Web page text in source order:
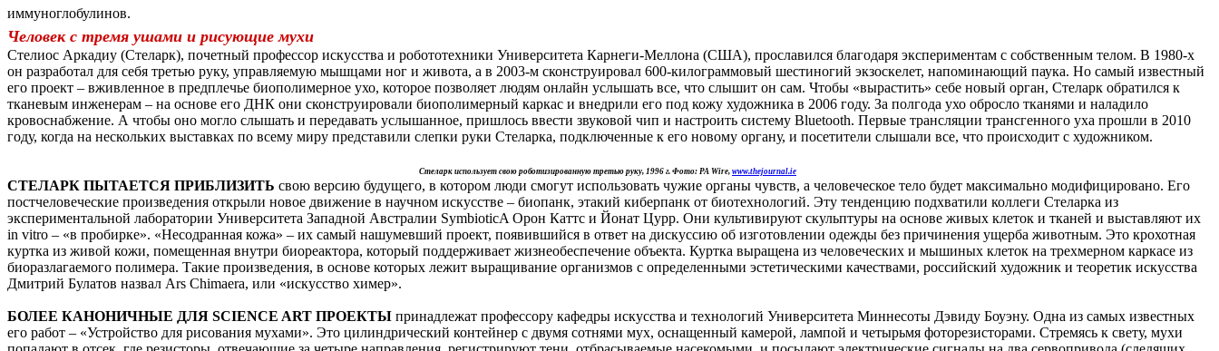
иммуноглобулинов.
Человек с тремя ушами и рисующие мухи
Стелиос Аркадиу (Стеларк), почетный профессор искусства и робототехники Университета Карнеги-Меллона (США), прославился благодаря экспериментам с собственным телом. В 1980-х
он разработал для себя третью руку, управляемую мышцами ног и живота, а в 2003-м сконструировал 600-килограммовый шестиногий экзоскелет, напоминающий паука. Но самый известный
его проект – вживленное в предплечье биополимерное ухо, которое позволяет людям онлайн услышать все, что слышит он сам. Чтобы «вырастить» себе новый орган, Стеларк обратился к
тканевым инженерам – на основе его ДНК они сконструировали биополимерный каркас и внедрили его под кожу художника в 2006 году. За полгода ухо обросло тканями и наладило
кровоснабжение. А чтобы оно могло слышать и передавать услышанное, пришлось ввести звуковой чип и настроить систему Bluetooth. Первые трансляции трансгенного уха прошли в 2010
году, когда на нескольких выставках по всему миру представили слепки руки Стеларка, подключенные к его новому органу, и посетители слышали все, что происходит с художником.
Стеларк использует свою роботизированную третью руку, 1996 г. Фото: PA Wire, www.thejournal.ie
СТЕЛАРК ПЫТАЕТСЯ ПРИБЛИЗИТЬ свою версию будущего, в котором люди смогут использовать чужие органы чувств, а человеческое тело будет максимально модифицировано. Его
постчеловеческие произведения открыли новое движение в научном искусстве – биопанк, этакий киберпанк от биотехнологий. Эту тенденцию подхватили коллеги Стеларка из
экспериментальной лаборатории Университета Западной Австралии SymbioticA Орон Каттс и Йонат Цурр. Они культивируют скульптуры на основе живых клеток и тканей и выставляют их
in vitro – «в пробирке». «Несодранная кожа» – их самый нашумевший проект, появившийся в ответ на дискуссию об изготовлении одежды без причинения ущерба животным. Это крохотная
куртка из живой кожи, помещенная внутри биореактора, который поддерживает жизнеобеспечение объекта. Куртка выращена из человеческих и мышиных клеток на трехмерном каркасе из
биоразлагаемого полимера. Такие произведения, в основе которых лежит выращивание организмов с определенными эстетическими качествами, российский художник и теоретик искусства
Дмитрий Булатов назвал Ars Chimaera, или «искусство химер».
БОЛЕЕ КАНОНИЧНЫЕ ДЛЯ SCIENCE ART ПРОЕКТЫ принадлежат профессору кафедры искусства и технологий Университета Миннесоты Дэвиду Боуэну. Одна из самых известных
его работ – «Устройство для рисования мухами». Это цилиндрический контейнер с двумя сотнями мух, оснащенный камерой, лампой и четырьмя фоторезисторами. Стремясь к свету, мухи